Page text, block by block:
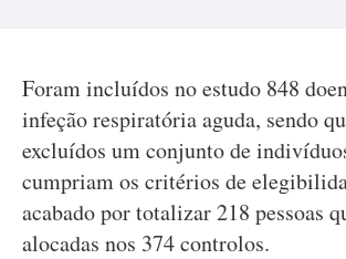
Foram incluídos no estudo 848
infeção respiratória aguda, sendo
excluídos um conjunto de
cumpriam os critérios de
acabado por totalizar 218 pessoas
alocadas nos 374 controlos.